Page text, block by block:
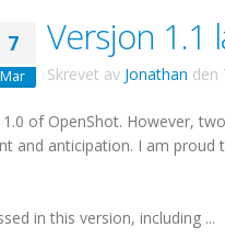
7
Mar
Versjon 1.1
Skrevet av Jonathan den
of OpenShot. However,
and anticipation. I am
in this version, including ...